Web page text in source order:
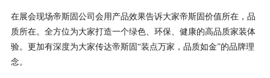
在展会现场帝斯固公司会用产品效果告诉大家帝斯固价值所在，品
质所在。全方位为大家打造一个绿色、环保、健康的高品质家装体
验。更加有深度为大家传达帝斯固“装点万家，品质如金”的品牌理
念。